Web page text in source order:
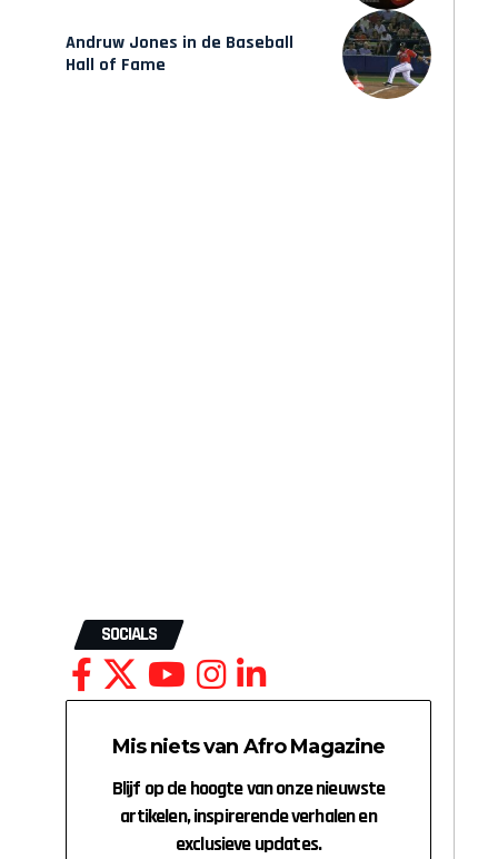
Andruw Jones in de Baseball
Hall of Fame
SOCIALS
Mis niets van Afro Magazine
Blijf op de hoogte van onze nieuwste
artikelen, inspirerende verhalen en
exclusieve updates.